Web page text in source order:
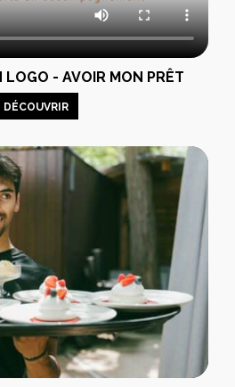
LOGO - AVOIR MON PRÊT
DÉCOUVRIR